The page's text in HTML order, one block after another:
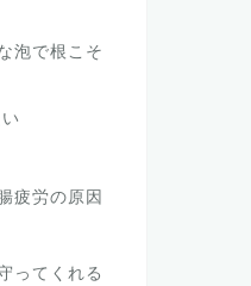
泡で根こそ
疲労の原因
ってくれる